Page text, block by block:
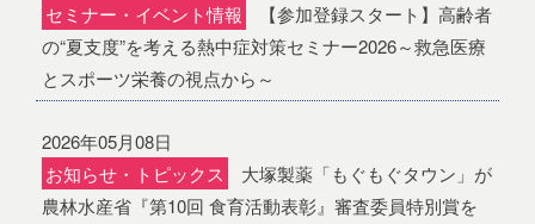
セミナー・イベント情報
【参加登録スタート】高齢者
の“夏支度”を考える熱中症対策セミナー2026～救急医療
とスポーツ栄養の視点から～
2026年05月08日
お知らせ・トピックス
大塚製薬「もぐもぐタウン」が
農林水産省『第10回 食育活動表彰』審査委員特別賞を